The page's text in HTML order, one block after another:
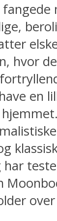
hvor
en
har